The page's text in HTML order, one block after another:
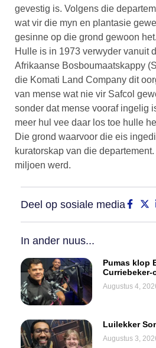
gevestig is. Volgens die
wat vir die myn en plantasie
gesinne op die grond gewoon het.
Hulle is in 1973 verwyder vanuit
Afrikaanse Bosboumaatskappy
die Komati Land Company dit
van mense wat nie vir Safcol
sonder dat mense vooraf ingelig
meer hul vee daar los toe hulle
Die grond waarvoor die eis
kuratorskap van die
miljoen werd.
Deel op sosiale media
In ander nuus...
Pumas klop
Augustus 4,
Luilekker
Augustus 3,